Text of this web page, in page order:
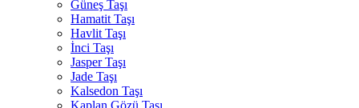
Güneş Taşı
Hamatit Taşı
Havlit Taşı
İnci Taşı
Jasper Taşı
Jade Taşı
Kalsedon Taşı
Kaplan Gözü Taşı